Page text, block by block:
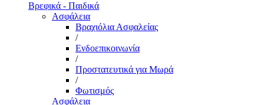
Βρεφικά - Παιδικά
Ασφάλεια
Βραχιόλια Ασφαλείας
/
Ενδοεπικοινωνία
/
Προστατευτικά για Μωρά
/
Φωτισμός
Ασφάλεια